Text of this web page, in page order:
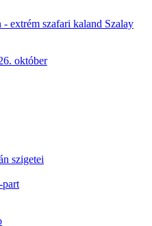
extrém szafari kaland Szalay
október
szigetei